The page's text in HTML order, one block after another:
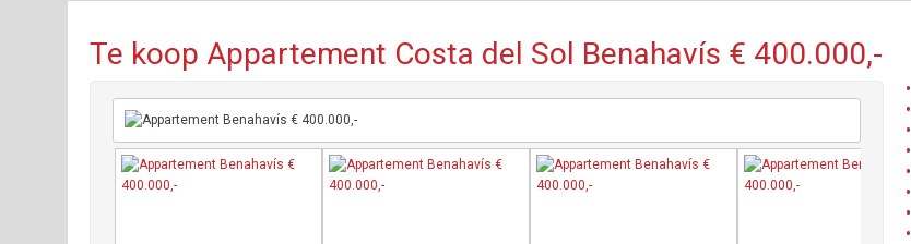
Te koop Appartement Costa del Sol Benahavís € 400.000,-